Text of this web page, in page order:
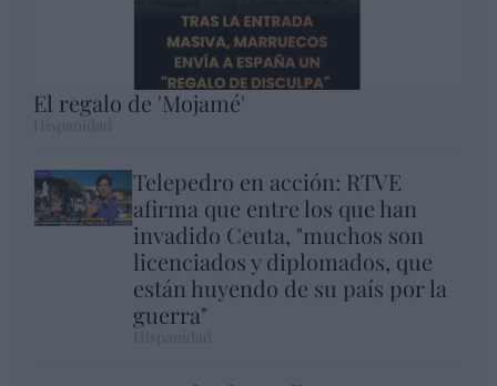
El regalo de 'Mojamé'
Telepedro en acción: RTVE
afirma que entre los que han
invadido Ceuta, "muchos son
licenciados y diplomados, que
están huyendo de su país por la
guerra"